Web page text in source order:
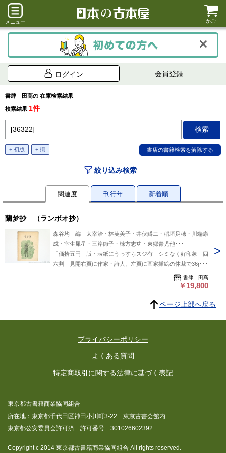
メニュー かご
ログイン 会員登録
書肆 田髙の 在庫検索結果
検索結果 1件
+ 初版 + 揃
絞り込み検索
関連度 刊行年 新着順
蘭梦抄 （ランボオ抄）
森谷均 編 太宰治・林芙美子・井伏鱒二・稲垣足穂・川端康
成・室生犀星・三岸節子・棟方志功・東郷青児他･･･
「価拾五円」版・表紙にうっすらスジ有 シミなく好印象 四
六判 見開右頁に作家・詩人、左頁に画家挿絵の体裁で36p・
35名 森谷均が始めたカフェ「らんぼお」開店記念の配り
本。太宰治は存命中の寄稿。奥付表記が「価拾五円」と、「五
〇〇部限定非売本」の二種がある。（検：アルチュール・ラン
ボー） 良好(極美・美・良好・並・並下・難) 書影の二枚目
書肆 田髙
￥19,800
ページ上部へ戻る
プライバシーポリシー
よくある質問
特定商取引に関する法律に基づく表記
東京都古書籍商業協同組合
所在地：東京都千代田区神田小川町3-22 東京古書会館内
東京都公安委員会許可済 許可番号 301026602392
Copyright c 2014 東京都古書籍商業協同組合 All rights reserved.